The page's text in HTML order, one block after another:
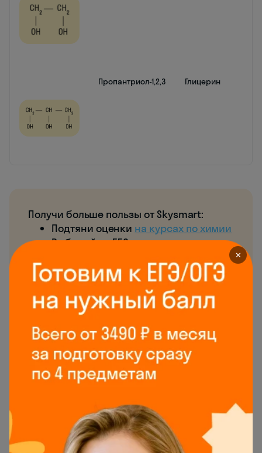
Пропантриол-1,2,3 Глицерин
Получи больше пользы от Skysmart:
Подтяни оценки на курсах по химии
Выбирай из 550+репетиторов по
Записывайся набесплатные курсы
для детей
Изомерия спиртов
Изомерия— это явление существования
соединений, у которых одинаковый
качественный и количественный состав, но
различное строение, а значит, разные свойства.
Давайте рассмотрим виды изомерии, которые
✕